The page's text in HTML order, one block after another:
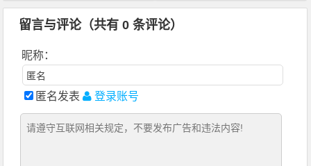
留言与评论（共有0 条评论）
昵称：
匿名发表 登录账号